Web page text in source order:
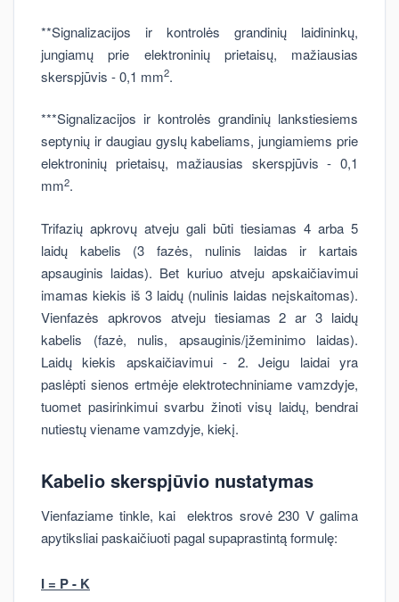
**Signalizacijos ir kontrolės grandinių laidininkų,
jungiamų prie elektroninių prietaisų, mažiausias
skerspjūvis - 0,1 mm2.
***Signalizacijos ir kontrolės grandinių lankstiesiems
septynių ir daugiau gyslų kabeliams, jungiamiems prie
elektroninių prietaisų, mažiausias skerspjūvis - 0,1
mm2.
Trifazių apkrovų atveju gali būti tiesiamas 4 arba 5
laidų kabelis (3 fazės, nulinis laidas ir kartais
apsauginis laidas). Bet kuriuo atveju apskaičiavimui
imamas kiekis iš 3 laidų (nulinis laidas neįskaitomas).
Vienfazės apkrovos atveju tiesiamas 2 ar 3 laidų
kabelis (fazė, nulis, apsauginis/įžeminimo laidas).
Laidų kiekis apskaičiavimui - 2. Jeigu laidai yra
paslėpti sienos ertmėje elektrotechniniame vamzdyje,
tuomet pasirinkimui svarbu žinoti visų laidų, bendrai
nutiestų viename vamzdyje, kiekį.
Kabelio skerspjūvio nustatymas
Vienfaziame tinkle, kai elektros srovė 230 V galima
apytiksliai paskaičiuoti pagal supaprastintą formulę:
I = P - K